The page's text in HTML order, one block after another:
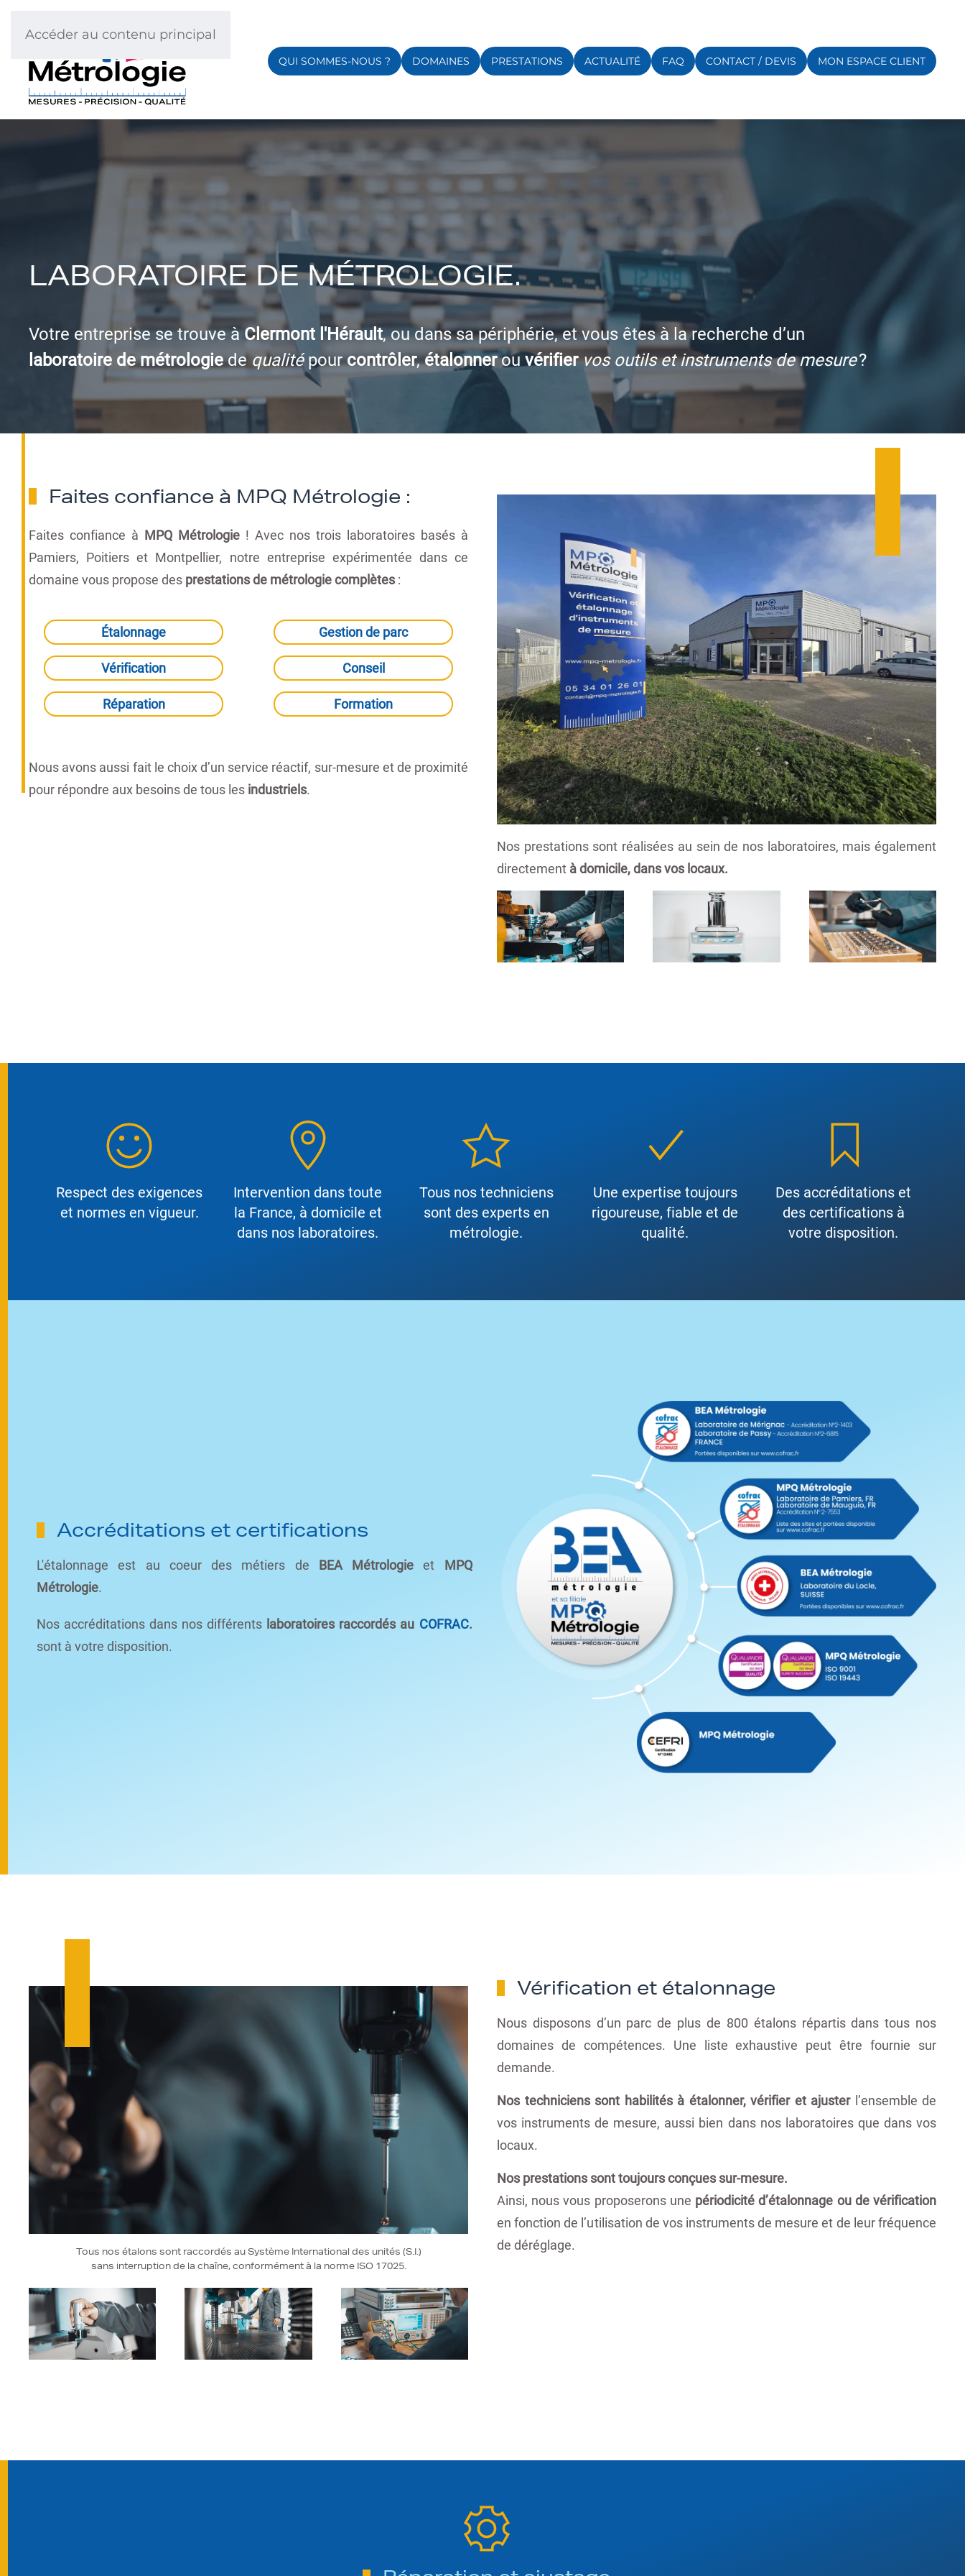
Accéder au contenu principal
QUI SOMMES-NOUS ? DOMAINES PRESTATIONS ACTUALITÉ FAQ CONTACT / DEVIS MON ESPACE CLIENT
LABORATOIRE DE MÉTROLOGIE.
Votre entreprise se trouve àClermont l'Hérault, ou dans sa périphérie, et vous êtes à la recherche d’un
laboratoire de métrologiedequalitépourcontrôler,étalonnerouvérifiervos outils et instruments de mesure?
Faites confiance à MPQ Métrologie :
Faites confiance à MPQ Métrologie ! Avec nos trois laboratoires basés à
Pamiers, Poitiers et Montpellier, notre entreprise expérimentée dans ce
domaine vous propose des prestations de métrologie complètes :
Étalonnage
Vérification
Réparation
Gestion de parc
Conseil
Formation
Nous avons aussi fait le choix d’un service réactif, sur-mesure et de proximité
pour répondre aux besoins de tous les industriels.
Nos prestations sont réalisées au sein de nos laboratoires, mais également
directement à domicile, dans vos locaux.
Respect des exigences
et normes en vigueur.
Intervention dans toute
la France, à domicile et
dans nos laboratoires.
Tous nos techniciens
sont des experts en
métrologie.
Une expertise toujours
rigoureuse, fiable et de
qualité.
Des accréditations et
des certifications à
votre disposition.
Accréditations et certifications
L'étalonnage est au coeur des métiers de BEA Métrologie et MPQ
Métrologie.
Nos accréditations dans nos différents laboratoires raccordés au COFRAC.
sont à votre disposition.
Tous nos étalons sont raccordés au Système International des unités (S.I.)
sans interruption de la chaîne, conformément à la norme ISO 17025.
Vérification et étalonnage
Nous disposons d’un parc de plus de 800 étalons répartis dans tous nos
domaines de compétences. Une liste exhaustive peut être fournie sur
demande.
Nos techniciens sont habilités à étalonner, vérifier et ajusterl’ensemble de
vos instruments de mesure, aussi bien dans nos laboratoires que dans vos
locaux.
Nos prestations sont toujours conçues sur-mesure.
Ainsi, nous vous proposerons une périodicité d’étalonnage ou de vérification
en fonction de l’utilisation de vos instruments de mesure et de leur fréquence
de déréglage.